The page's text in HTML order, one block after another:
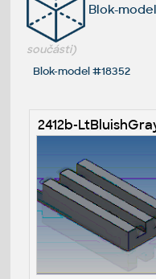
Blok-
součásti)
Blok-model #18352
2412b-